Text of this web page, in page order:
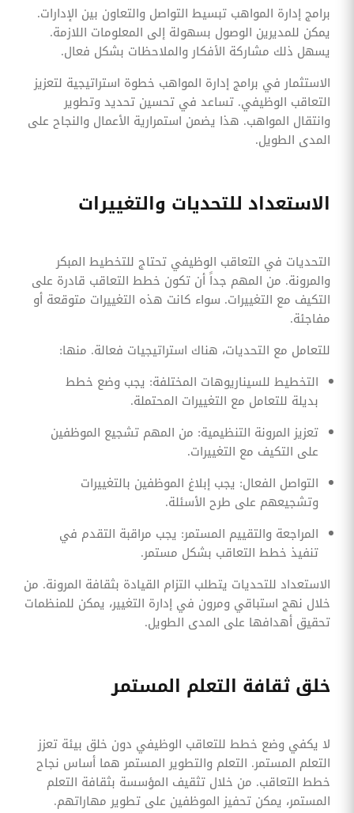
برامج إدارة المواهب تبسيط التواصل والتعاون بين الإدارات.
يمكن للمديرين الوصول بسهولة إلى المعلومات اللازمة.
يسهل ذلك مشاركة الأفكار والملاحظات بشكل فعال.
الاستثمار في برامج إدارة المواهب خطوة استراتيجية لتعزيز
التعاقب الوظيفي. تساعد في تحسين تحديد وتطوير
وانتقال المواهب. هذا يضمن استمرارية الأعمال والنجاح على
المدى الطويل.
الاستعداد للتحديات والتغييرات
التحديات في التعاقب الوظيفي تحتاج للتخطيط المبكر
والمرونة. من المهم جداً أن تكون خطط التعاقب قادرة على
التكيف مع التغييرات. سواء كانت هذه التغييرات متوقعة أو
مفاجئة.
للتعامل مع التحديات، هناك استراتيجيات فعالة. منها:
التخطيط للسيناريوهات المختلفة: يجب وضع خطط
بديلة للتعامل مع التغييرات المحتملة.
تعزيز المرونة التنظيمية: من المهم تشجيع الموظفين
على التكيف مع التغييرات.
التواصل الفعال: يجب إبلاغ الموظفين بالتغييرات
وتشجيعهم على طرح الأسئلة.
المراجعة والتقييم المستمر: يجب مراقبة التقدم في
تنفيذ خطط التعاقب بشكل مستمر.
الاستعداد للتحديات يتطلب التزام القيادة بثقافة المرونة. من
خلال نهج استباقي ومرون في إدارة التغيير، يمكن للمنظمات
تحقيق أهدافها على المدى الطويل.
خلق ثقافة التعلم المستمر
لا يكفي وضع خطط للتعاقب الوظيفي دون خلق بيئة تعزز
التعلم المستمر. التعلم والتطوير المستمر هما أساس نجاح
خطط التعاقب. من خلال تثقيف المؤسسة بثقافة التعلم
المستمر، يمكن تحفيز الموظفين على تطوير مهاراتهم.